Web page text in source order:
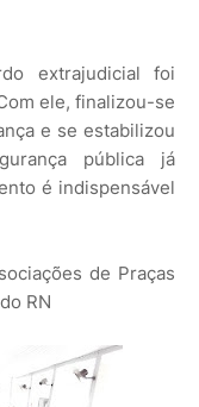
extrajudicial foi
ele, finalizou-se
e se estabilizou
pública já
é indispensável
de Praças
RN